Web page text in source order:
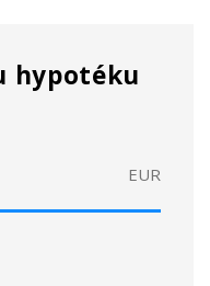
hypotéku
EUR